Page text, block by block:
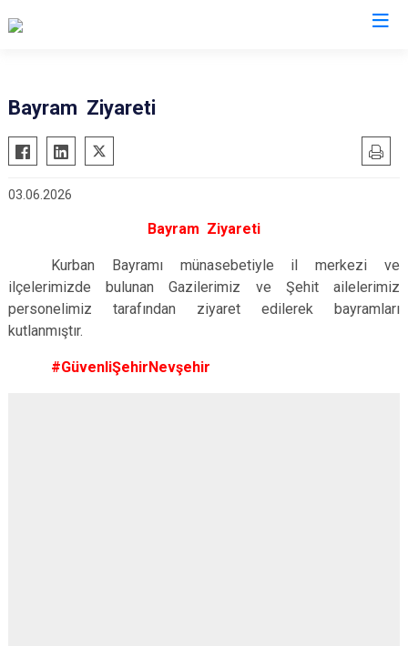
Bayram Ziyareti
03.06.2026
Bayram Ziyareti
Kurban Bayramı münasebetiyle il merkezi ve
ilçelerimizde bulunan Gazilerimiz ve Şehit ailelerimiz
personelimiz tarafından ziyaret edilerek bayramları
kutlanmıştır.
#GüvenliŞehirNevşehir